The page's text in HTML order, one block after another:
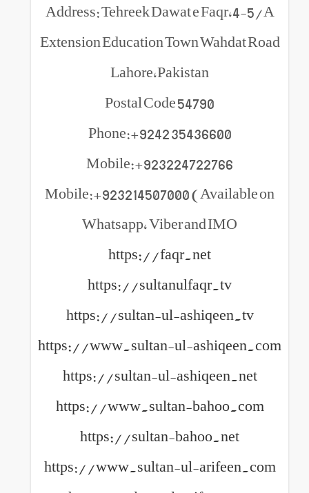
Address: Tehreek Dawat e Faqr,4-5/A
Extension Education Town Wahdat Road
Lahore,Pakistan
Postal Code 54790
Phone:+9242 35436600
Mobile:+923224722766
Mobile:+923214507000 (Available on
Whatsapp, Viber and IMO
https://faqr.net
https://sultanulfaqr.tv
https://sultan-ul-ashiqeen.tv
https://www.sultan-ul-ashiqeen.com
https://sultan-ul-ashiqeen.net
https://www.sultan-bahoo.com
https://sultan-bahoo.net
https://www.sultan-ul-arifeen.com